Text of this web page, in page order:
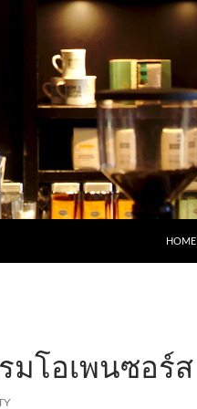
HOME
มโอเพนซอร์ส